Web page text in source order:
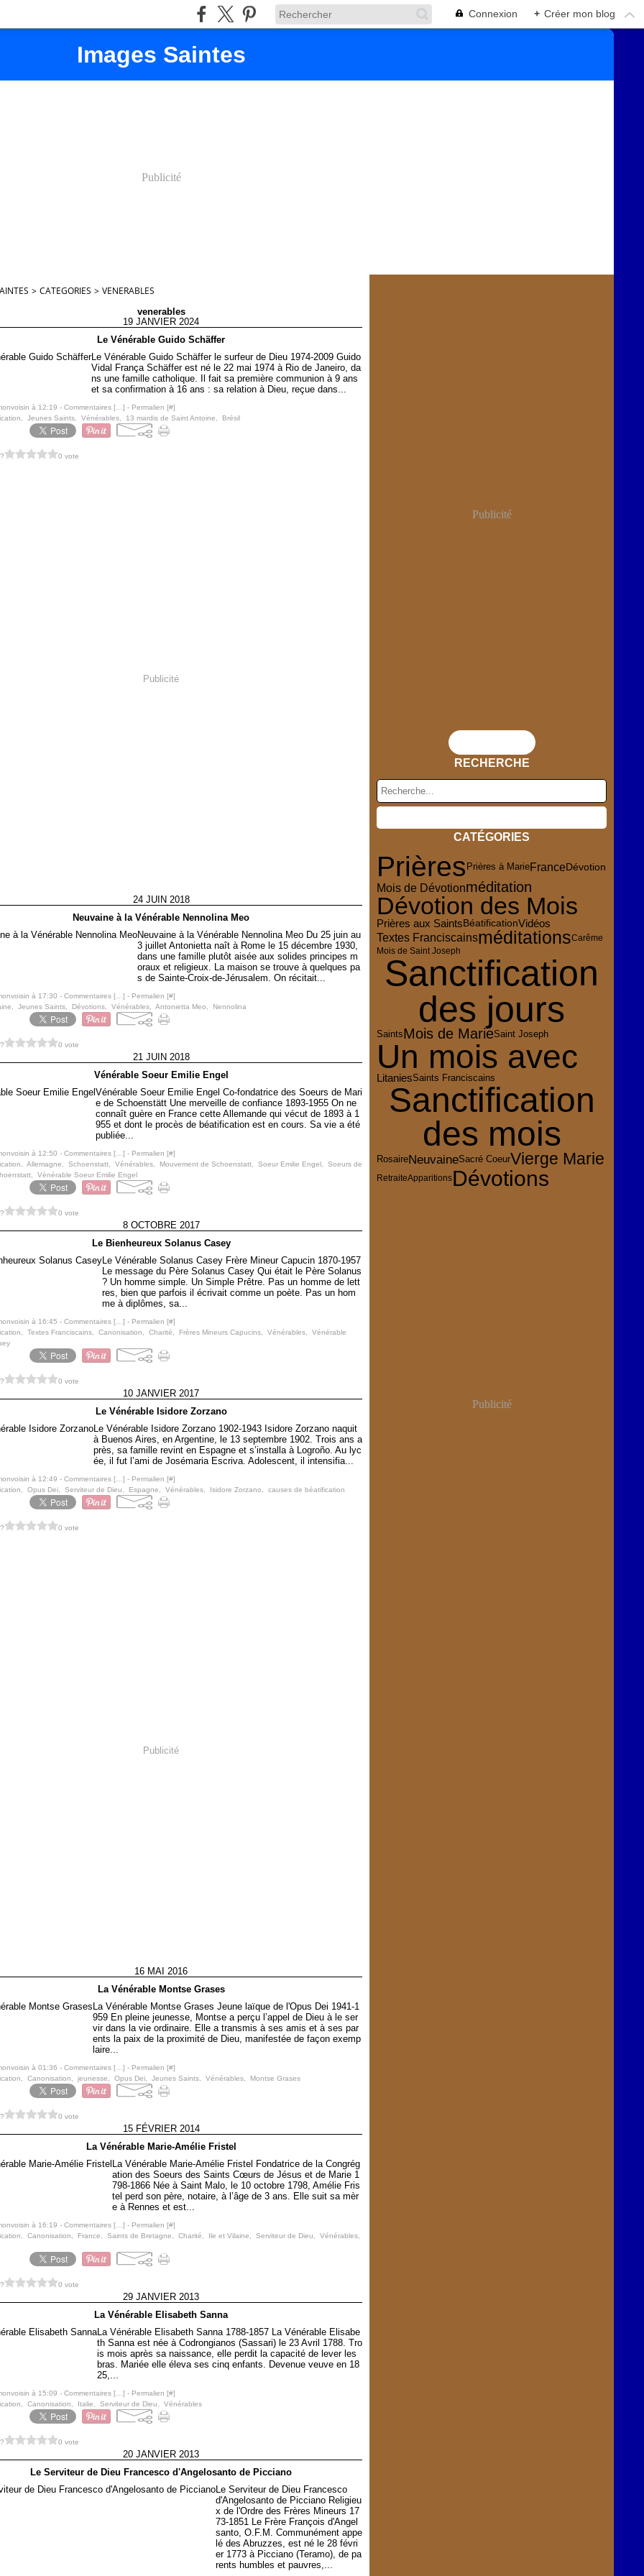
Connexion + Créer mon blog
Images Saintes
Publicité
> CATEGORIES > VENERABLES
venerables
19 JANVIER 2024
Le Vénérable Guido Schäffer
Le Vénérable Guido Schäffer le surfeur de Dieu 1974-2009 Guido
Vidal França Schäffer est né le 22 mai 1974 à Rio de Janeiro, da
ns une famille catholique. Il fait sa première communion à 9 ans
et sa confirmation à 16 ans : sa relation à Dieu, reçue dans...
à 12:19 - Commentaires [ ] - Permalien [#]
Jeunes Saints Vénérables 13 mardis de Saint Antoine Brésil
0 vote
Publicité
24 JUIN 2018
Neuvaine à la Vénérable Nennolina Meo
Neuvaine à la Vénérable Nennolina Meo Du 25 juin au
3 juillet Antonietta naît à Rome le 15 décembre 1930,
dans une famille plutôt aisée aux solides principes m
oraux et religieux. La maison se trouve à quelques pa
s de Sainte-Croix-de-Jérusalem. On récitait...
à 17:30 - Commentaires [ ] - Permalien [#]
Jeunes Saints Dévotions Vénérables Antonietta Meo Nennolina
0 vote
21 JUIN 2018
Vénérable Soeur Emilie Engel
Vénérable Soeur Emilie Engel Co-fondatrice des Soeurs de Mari
e de Schoenstätt Une merveille de confiance 1893-1955 On ne
connaît guère en France cette Allemande qui vécut de 1893 à 1
955 et dont le procès de béatification est en cours. Sa vie a été
publiée...
à 12:50 - Commentaires [ ] - Permalien [#]
Allemagne Schoenstatt Vénérables Mouvement de Schoenstatt Soeur Emilie Engel
Soeurs de
Vénérable Soeur Emilie Engel
0 vote
8 OCTOBRE 2017
Le Bienheureux Solanus Casey
Le Vénérable Solanus Casey Frère Mineur Capucin 1870-1957
Le message du Père Solanus Casey Qui était le Père Solanus
? Un homme simple. Un Simple Prêtre. Pas un homme de lett
res, bien que parfois il écrivait comme un poète. Pas un hom
me à diplômes, sa...
à 16:45 - Commentaires [ ] - Permalien [#]
Textes Franciscains Canonisation Charité Frères Mineurs Capucins Vénérables
Vénérable
0 vote
10 JANVIER 2017
Le Vénérable Isidore Zorzano
Le Vénérable Isidore Zorzano 1902-1943 Isidore Zorzano naquit
à Buenos Aires, en Argentine, le 13 septembre 1902. Trois ans a
près, sa famille revint en Espagne et s’installa à Logroño. Au lyc
ée, il fut l’ami de Josémaria Escriva. Adolescent, il intensifia...
à 12:49 - Commentaires [ ] - Permalien [#]
Opus Dei Serviteur de Dieu Espagne Vénérables Isidore Zorzano causes de béatification
0 vote
Publicité
16 MAI 2016
La Vénérable Montse Grases
La Vénérable Montse Grases Jeune laïque de l'Opus Dei 1941-1
959 En pleine jeunesse, Montse a perçu l’appel de Dieu à le ser
vir dans la vie ordinaire. Elle a transmis à ses amis et à ses par
ents la paix de la proximité de Dieu, manifestée de façon exemp
laire...
à 01:36 - Commentaires [ ] - Permalien [#]
Canonisation jeunesse Opus Dei Jeunes Saints Vénérables Montse Grases
0 vote
15 FÉVRIER 2014
La Vénérable Marie-Amélie Fristel
La Vénérable Marie-Amélie Fristel Fondatrice de la Congrég
ation des Soeurs des Saints Cœurs de Jésus et de Marie 1
798-1866 Née à Saint Malo, le 10 octobre 1798, Amélie Fris
tel perd son père, notaire, à l’âge de 3 ans. Elle suit sa mèr
e à Rennes et est...
à 16:19 - Commentaires [ ] - Permalien [#]
Canonisation France Saints de Bretagne Charité Ile et Vilaine Serviteur de Dieu Vénérables
0 vote
29 JANVIER 2013
La Vénérable Elisabeth Sanna
La Vénérable Elisabeth Sanna 1788-1857 La Vénérable Elisabe
th Sanna est née à Codrongianos (Sassari) le 23 Avril 1788. Tro
is mois après sa naissance, elle perdit la capacité de lever les
bras. Mariée elle éleva ses cinq enfants. Devenue veuve en 18
25,...
à 15:09 - Commentaires [ ] - Permalien [#]
Canonisation Italie Serviteur de Dieu Vénérables
0 vote
20 JANVIER 2013
Le Serviteur de Dieu Francesco d'Angelosanto de Picciano
Le Serviteur de Dieu Francesco
d'Angelosanto de Picciano Religieu
x de l'Ordre des Frères Mineurs 17
73-1851 Le Frère François d'Angel
santo, O.F.M. Communément appe
lé des Abruzzes, est né le 28 févri
er 1773 à Picciano (Teramo), de pa
rents humbles et pauvres,...
Publicité
RECHERCHE
CATÉGORIES
Prières Prières à MarieFranceDévotion
Mois de Dévotionméditation
Dévotion des Mois
Prières aux Saints BéatificationVidéos
Textes FranciscainsméditationsCarême
Mois de Saint Joseph
Sanctification
des jours
SaintsMois de MarieSaint Joseph
Un mois avec
LitaniesSaints Franciscains
Sanctification
des mois
RosaireNeuvaineSacré CoeurVierge Marie
RetraiteApparitionsDévotions
Publicité